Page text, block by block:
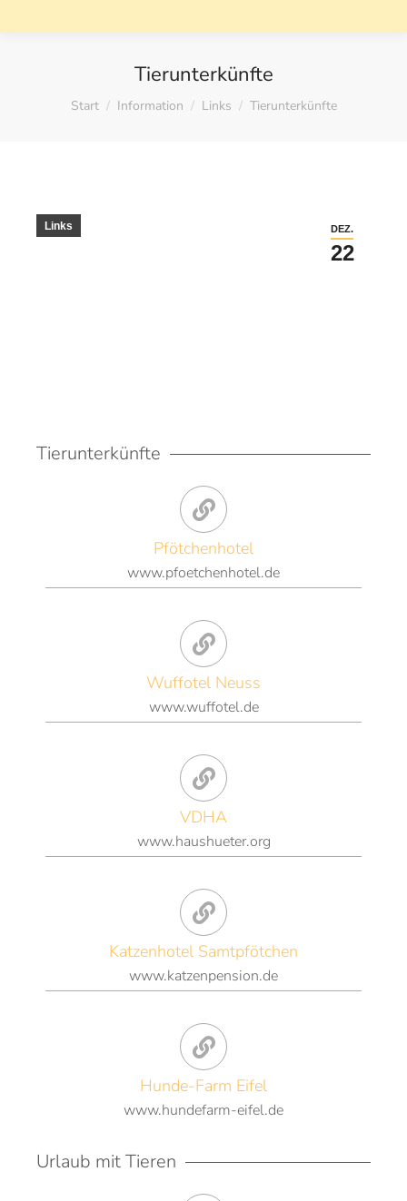
Tierunterkünfte
Sie befinden sich hier:
Start Information Links Tierunterkünfte
DEZ.
22
Links
Tierunterkünfte
Pfötchenhotel
www.pfoetchenhotel.de
Wuffotel Neuss
www.wuffotel.de
VDHA
www.haushueter.org
Katzenhotel Samtpfötchen
www.katzenpension.de
Hunde-Farm Eifel
www.hundefarm-eifel.de
Urlaub mit Tieren